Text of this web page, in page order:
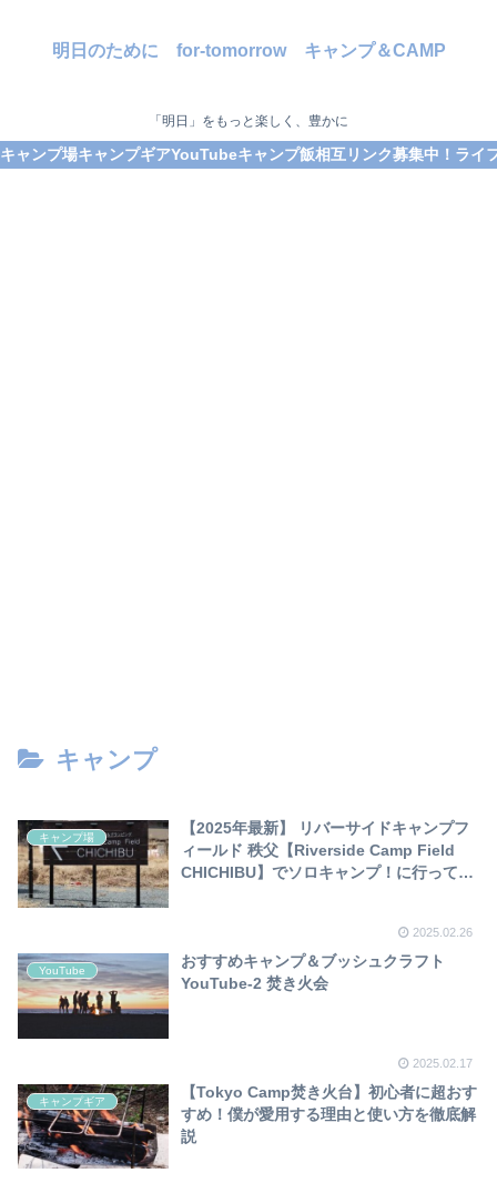
明日のために for-tomorrow キャンプ＆CAMP
「明日」をもっと楽しく、豊かに
キャンプ場キャンプギアYouTubeキャンプ飯相互リンク募集中！ ライ
キャンプ
キャンプ場
【2025年最新】 リバーサイドキャンプフ
ィールド 秩父【Riverside Camp Field
CHICHIBU】でソロキャンプ！に行ってき
2025.02.26
YouTube
おすすめキャンプ＆ブッシュクラフト
YouTube-2 焚き火会
2025.02.17
キャンプギア
【Tokyo Camp焚き火台】初心者に超おす
すめ！僕が愛用する理由と使い方を徹底解
説